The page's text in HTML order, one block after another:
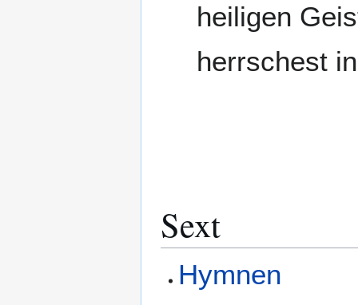
heiligen
herrschest
Sext
Hymnen